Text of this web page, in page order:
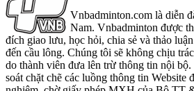
Vnbadminton.com là diễn
Nam. Vnbadminton được
đích giao lưu, học hỏi, chia sẻ và thảo
đến cầu lông. Chúng tôi sẽ không chịu
do thành viên đưa lên trừ thông tin nội
soát chặt chẽ các luồng thông tin Website